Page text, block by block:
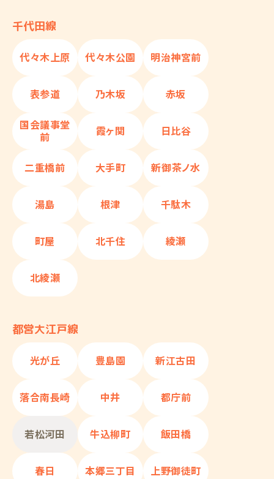
千代田線
代々木上原 代々木公園 明治神宮前
表参道 乃木坂 赤坂
国会議事堂
前
霞ヶ関 日比谷
二重橋前 大手町 新御茶ノ水
湯島 根津 千駄木
町屋 北千住 綾瀬
北綾瀬
都営大江戸線
光が丘 豊島園 新江古田
落合南長崎 中井 都庁前
若松河田 牛込柳町 飯田橋
春日 本郷三丁目 上野御徒町